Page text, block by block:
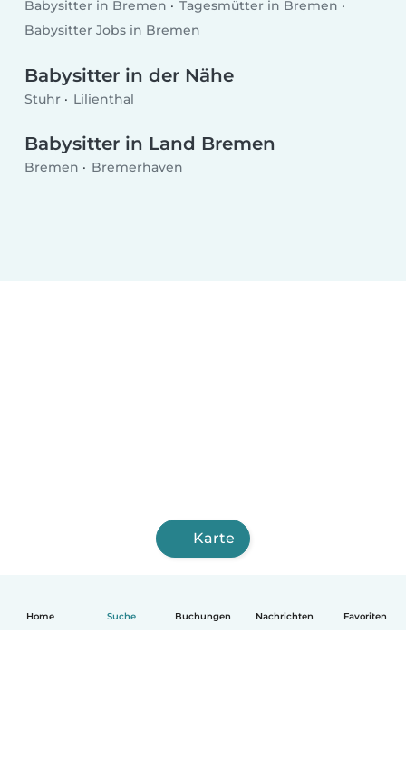
Home Suche Buchungen Nachrichten Favoriten
Babysitter in Bremen
Tagesmütter in Bremen
Babysitter Jobs in Bremen
Babysitter in der Nähe
Stuhr Lilienthal
Babysitter in Land Bremen
Bremen Bremerhaven
Karte